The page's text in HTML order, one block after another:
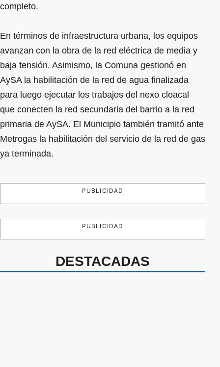
completo.
En términos de infraestructura urbana, los equipos
avanzan con la obra de la red eléctrica de media y
baja tensión. Asimismo, la Comuna gestionó en
AySA la habilitación de la red de agua finalizada
para luego ejecutar los trabajos del nexo cloacal
que conecten la red secundaria del barrio a la red
primaria de AySA. El Municipio también tramitó ante
Metrogas la habilitación del servicio de la red de gas
ya terminada.
PUBLICIDAD
PUBLICIDAD
DESTACADAS